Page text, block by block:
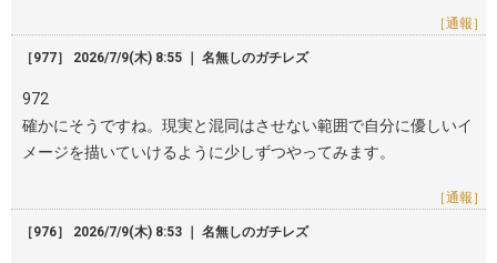
［通報］
［977］ 2026/7/9(木) 8:55 ｜ 名無しのガチレズ
972
確かにそうですね。現実と混同はさせない範囲で自分に優しいイ
メージを描いていけるように少しずつやってみます。
［通報］
［976］ 2026/7/9(木) 8:53 ｜ 名無しのガチレズ